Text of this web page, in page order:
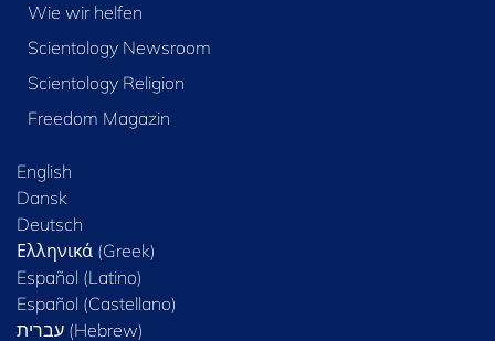
Wie wir helfen
Scientology Newsroom
Scientology Religion
Freedom Magazin
English
Dansk
Deutsch
Ελληνικά (Greek)
Español (Latino)
Español (Castellano)